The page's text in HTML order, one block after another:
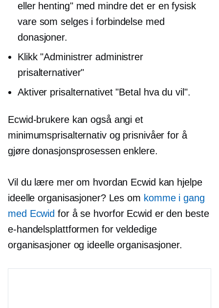
eller henting" med mindre det er en fysisk
vare som selges i forbindelse med
donasjoner.
Klikk "Administrer administrer
prisalternativer"
Aktiver prisalternativet "Betal hva du vil".
Ecwid-brukere kan også angi et
minimumsprisalternativ og prisnivåer for å
gjøre donasjonsprosessen enklere.
Vil du lære mer om hvordan Ecwid kan hjelpe
ideelle organisasjoner? Les om komme i gang
med Ecwid for å se hvorfor Ecwid er den beste
e-handelsplattformen for veldedige
organisasjoner og ideelle organisasjoner.